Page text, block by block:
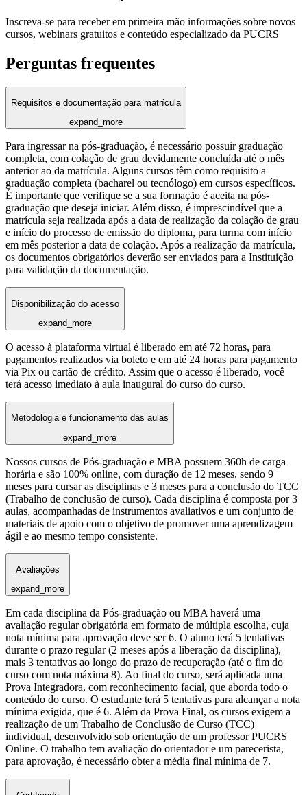
Inscreva-se para receber em primeira mão informações sobre novos
cursos, webinars gratuitos e conteúdo especializado da PUCRS
Perguntas frequentes
Requisitos e documentação para matrícula
expand_more
Para ingressar na pós-graduação, é necessário possuir graduação
completa, com colação de grau devidamente concluída até o mês
anterior ao da matrícula. Alguns cursos têm como requisito a
graduação completa (bacharel ou tecnólogo) em cursos específicos.
É importante que verifique se a sua formação é aceita na pós-
graduação que deseja iniciar. Além disso, é imprescindível que a
matrícula seja realizada após a data de realização da colação de grau
e início do processo de emissão do diploma, para turma com início
em mês posterior a data de colação. Após a realização da matrícula,
os documentos obrigatórios deverão ser enviados para a Instituição
para validação da documentação.
Disponibilização do acesso
expand_more
O acesso à plataforma virtual é liberado em até 72 horas, para
pagamentos realizados via boleto e em até 24 horas para pagamento
via Pix ou cartão de crédito. Assim que o acesso é liberado, você
terá acesso imediato à aula inaugural do curso do curso.
Metodologia e funcionamento das aulas
expand_more
Nossos cursos de Pós-graduação e MBA possuem 360h de carga
horária e são 100% online, com duração de 12 meses, sendo 9
meses para cursar as disciplinas e 3 meses para a conclusão do TCC
(Trabalho de conclusão de curso). Cada disciplina é composta por 3
aulas, acompanhadas de instrumentos avaliativos e um conjunto de
materiais de apoio com o objetivo de promover uma aprendizagem
ágil e ao mesmo tempo consistente.
Avaliações
expand_more
Em cada disciplina da Pós-graduação ou MBA haverá uma
avaliação regular obrigatória em formato de múltipla escolha, cuja
nota mínima para aprovação deve ser 6. O aluno terá 5 tentativas
durante o prazo regular (2 meses após a liberação da disciplina),
mais 3 tentativas ao longo do prazo de recuperação (até o fim do
curso com nota máxima 8). Ao final do curso, será aplicada uma
Prova Integradora, com reconhecimento facial, que aborda todo o
conteúdo do curso. O estudante terá 5 tentativas para alcançar a nota
mínima exigida, que é 6. Além da Prova Final, os cursos exigem a
realização de um Trabalho de Conclusão de Curso (TCC)
individual, desenvolvido sob orientação de um professor PUCRS
Online. O trabalho tem avaliação do orientador e um parecerista,
para aprovação, é necessário obter a média final mínima de 7.